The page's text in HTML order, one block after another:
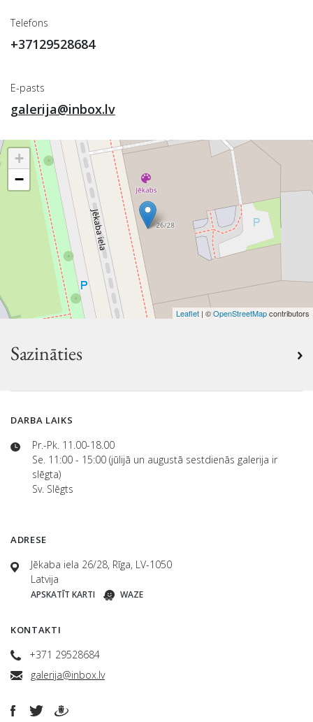
Telefons
+37129528684
E-pasts
galerija@inbox.lv
+
−
Leaflet | ©OpenStreetMapcontributors
Sazināties
DARBA LAIKS
Pr.-Pk. 11.00-18.00
Se. 11:00 - 15:00 (jūlijā un augustā sestdienās galerija ir
slēgta)
Sv. Slēgts
ADRESE
Jēkaba iela 26/28, Rīga, LV-1050
Latvija
APSKATĪT KARTI WAZE
KONTAKTI
+371 29528684
galerija@inbox.lv